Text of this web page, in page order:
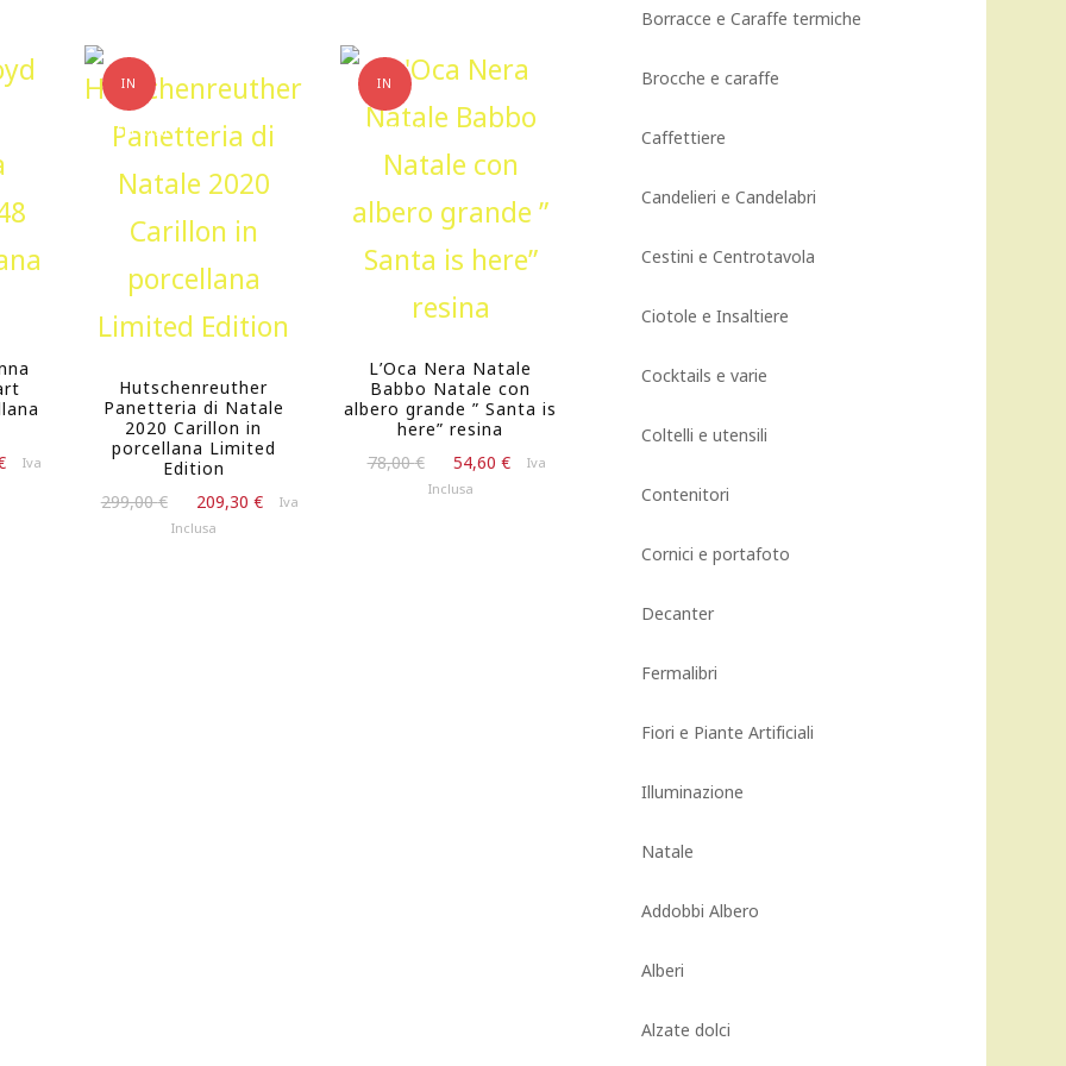
IlIva
IN
OFFERTA!
Hutschenreuther
Panetteria di Natale
2020 Carillon in
porcellana Limited
Edition
299,00€
prezzo
209,30 €
IlIva
Inclusa
IN
OFFERTA!
L’Oca Nera Natale
Babbo Natale con
albero grande ” Santa is
here” resina
78,00€
prezzo
54,60 €
IlIva
Inclusa
Borracce e Caraffe termiche
Brocche e caraffe
Caffettiere
Candelieri e Candelabri
Cestini e Centrotavola
Ciotole e Insaltiere
Cocktails e varie
Coltelli e utensili
Contenitori
Cornici e portafoto
Decanter
Fermalibri
Fiori e Piante Artificiali
Illuminazione
Natale
Addobbi Albero
Alberi
Alzate dolci